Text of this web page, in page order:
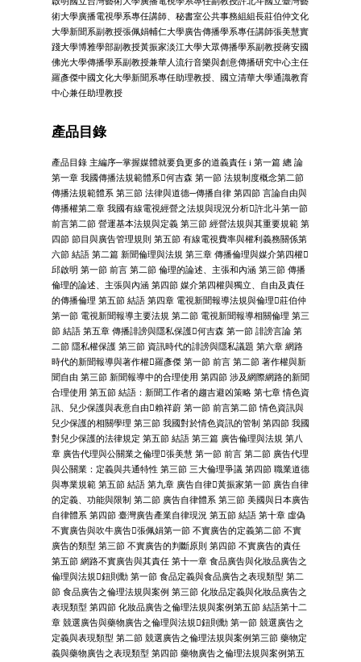
術大學廣播電視學系專任講師、秘書室公共事務組組長莊伯仲文化
大學新聞系副教授張佩娟輔仁大學廣告傳播學系專任講師張美慧實
踐大學博雅學部副教授黃振家淡江大學大眾傳播學系副教授蔣安國
佛光大學傳播學系副教授兼華人流行音樂與創意傳播研究中心主任
羅彥傑中國文化大學新聞系專任助理教授、國立清華大學通識教育
中心兼任助理教授
產品目錄
產品目錄 主編序─掌握媒體就要負更多的道義責任 i 第一篇 總 論
第一章 我國傳播法規範體系何吉森 第一節 法規制度概念第二節
傳播法規範體系 第三節 法律與道德─傳播自律 第四節 言論自由與
傳播權第二章 我國有線電視經營之法規與現況分析許北斗第一節
前言第二節 營運基本法規與定義 第三節 經營法規與其重要規範 第
四節 節目與廣告管理規則 第五節 有線電視費率與權利義務關係第
六節 結語 第二篇 新聞倫理與法規 第三章 傳播倫理與媒介第四權
邱啟明 第一節 前言 第二節 倫理的論述、主張和內涵 第三節 傳播
倫理的論述、主張與內涵 第四節 媒介第四權與獨立、自由及責任
的傳播倫理 第五節 結語 第四章 電視新聞報導法規與倫理莊伯仲
第一節 電視新聞報導主要法規 第二節 電視新聞報導相關倫理 第三
節 結語 第五章 傳播誹謗與隱私保護何吉森 第一節 誹謗言論 第
二節 隱私權保護 第三節 資訊時代的誹謗與隱私議題 第六章 網路
時代的新聞報導與著作權羅彥傑 第一節 前言 第二節 著作權與新
聞自由 第三節 新聞報導中的合理使用 第四節 涉及網際網路的新聞
合理使用 第五節 結語：新聞工作者的趨吉避凶策略 第七章 情色資
訊、兒少保護與表意自由賴祥蔚 第一節 前言第二節 情色資訊與
兒少保護的相關學理 第三節 我國對於情色資訊的管制 第四節 我國
對兒少保護的法律規定 第五節 結語 第三篇 廣告倫理與法規 第八
章 廣告代理與公關業之倫理張美慧 第一節 前言 第二節 廣告代理
與公關業：定義與共通特性 第三節 三大倫理爭議 第四節 職業道德
與專業規範 第五節 結語 第九章 廣告自律黃振家第一節 廣告自律
的定義、功能與限制 第二節 廣告自律體系 第三節 美國與日本廣告
自律體系 第四節 臺灣廣告產業自律現況 第五節 結語 第十章 虛偽
不實廣告與吹牛廣告張佩娟第一節 不實廣告的定義第二節 不實
廣告的類型 第三節 不實廣告的判斷原則 第四節 不實廣告的責任
第五節 網路不實廣告與其責任 第十一章 食品廣告與化妝品廣告之
倫理與法規鈕則勳 第一節 食品定義與食品廣告之表現類型 第二
節 食品廣告之倫理法規與案例 第三節 化妝品定義與化妝品廣告之
表現類型 第四節 化妝品廣告之倫理法規與案例第五節 結語第十二
章 競選廣告與藥物廣告之倫理與法規鈕則勳 第一節 競選廣告之
定義與表現類型 第二節 競選廣告之倫理法規與案例第三節 藥物定
義與藥物廣告之表現類型 第四節 藥物廣告之倫理法規與案例第五